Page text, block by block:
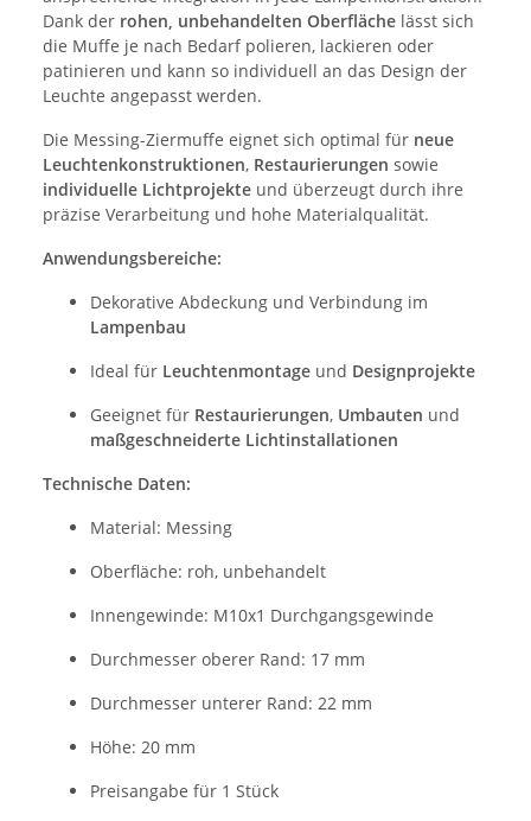
Dank der rohen, unbehandelten Oberfläche lässt sich
die Muffe je nach Bedarf polieren, lackieren oder
patinieren und kann so individuell an das Design der
Leuchte angepasst werden.
Die Messing-Ziermuffe eignet sich optimal für neue
Leuchtenkonstruktionen, Restaurierungen sowie
individuelle Lichtprojekte und überzeugt durch ihre
präzise Verarbeitung und hohe Materialqualität.
Anwendungsbereiche:
Dekorative Abdeckung und Verbindung im
Lampenbau
Ideal für Leuchtenmontage und Designprojekte
Geeignet für Restaurierungen, Umbauten und
maßgeschneiderte Lichtinstallationen
Technische Daten:
Material: Messing
Oberfläche: roh, unbehandelt
Innengewinde: M10x1 Durchgangsgewinde
Durchmesser oberer Rand: 17 mm
Durchmesser unterer Rand: 22 mm
Höhe: 20 mm
Preisangabe für 1 Stück